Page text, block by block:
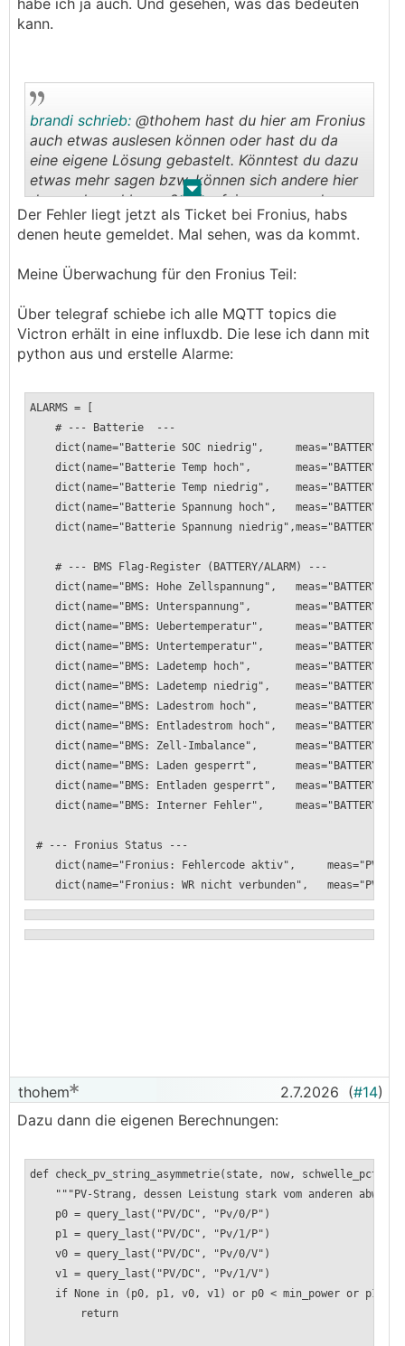
habe ich ja auch. Und gesehen, was das bedeuten
kann.
. .
brandi schrieb: @thohem hast du hier am Fronius
auch etwas auslesen können oder hast du da
eine eigene Lösung gebastelt. Könntest du dazu
etwas mehr sagen bzw. können sich andere hier
das auch nachbauen? Wäre fein, wenn es dazu
ein GIT Repo oder so geben würde.
Der Fehler liegt jetzt als Ticket bei Fronius, habs
denen heute gemeldet. Mal sehen, was da kommt.
Meine Überwachung für den Fronius Teil:
Über telegraf schiebe ich alle MQTT topics die
Victron erhält in eine influxdb. Die lese ich dann mit
python aus und erstelle Alarme:
ALARMS = [
# --- Batterie ---
dict(name="Batterie SOC niedrig",
dict(name="Batterie Temp hoch", meas="BATTERY",
dict(name="Batterie Temp niedrig",
dict(name="Batterie Spannung hoch",
dict(name="Batterie Spannung
# --- BMS Flag-Register (BATTERY/ALARM) ---
dict(name="BMS: Hohe Zellspannung",
dict(name="BMS: Unterspannung",
dict(name="BMS: Uebertemperatur",
dict(name="BMS: Untertemperatur",
dict(name="BMS: Ladetemp hoch", meas="BATTERY/
dict(name="BMS: Ladetemp niedrig", meas="BATTERY/
dict(name="BMS: Ladestrom hoch", meas="BATTERY/
dict(name="BMS: Entladestrom hoch", meas="BATTERY/
dict(name="BMS: Zell-Imbalance",
dict(name="BMS: Laden gesperrt",
dict(name="BMS: Entladen gesperrt",
dict(name="BMS: Interner Fehler",
# --- Fronius Status ---
dict(name="Fronius: Fehlercode aktiv", meas="PV/
dict(name="Fronius: WR nicht verbunden", meas="PV/
thohem 2.7.2026 (#14)
Dazu dann die eigenen Berechnungen:
def check_pv_string_asymmetrie(state, now,
"""PV-Strang, dessen Leistung stark vom anderen
p0 = query_last("PV/DC", "Pv/0/P")
p1 = query_last("PV/DC", "Pv/1/P")
v0 = query_last("PV/DC", "Pv/0/V")
v1 = query_last("PV/DC", "Pv/1/V")
if None in (p0, p1, v0, v1) or p0 < min_power or p1 <
return